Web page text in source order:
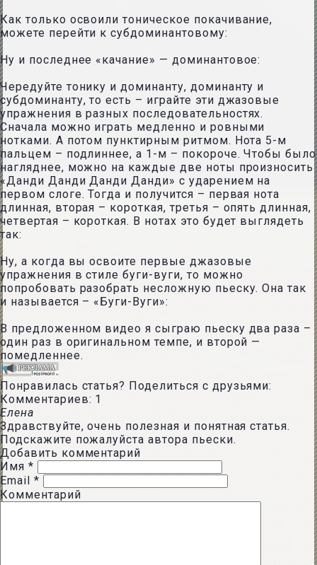
Как только освоили тоническое покачивание,
можете перейти к субдоминантовому:
Ну и последнее «качание» — доминантовое:
Чередуйте тонику и доминанту, доминанту и
субдоминанту, то есть – играйте эти джазовые
упражнения в разных последовательностях.
Сначала можно играть медленно и ровными
нотками. А потом пунктирным ритмом. Нота 5-м
пальцем – подлиннее, а 1-м – покороче. Чтобы было
нагляднее, можно на каждые две ноты произносить
«Данди Данди Данди Данди» с ударением на
первом слоге. Тогда и получится – первая нота
длинная, вторая – короткая, третья – опять длинная,
четвертая – короткая. В нотах это будет выглядеть
так:
Ну, а когда вы освоите первые джазовые
упражнения в стиле буги-вуги, то можно
попробовать разобрать несложную пьеску. Она так
и называется – «Буги-Вуги»:
В предложенном видео я сыграю пьеску два раза –
один раз в оригинальном темпе, и второй —
помедленнее.
Понравилась статья? Поделиться с друзьями:
Комментариев: 1
Елена
Здравствуйте, очень полезная и понятная статья.
Подскажите пожалуйста автора пьески.
Добавить комментарий
Имя *
Email *
Комментарий